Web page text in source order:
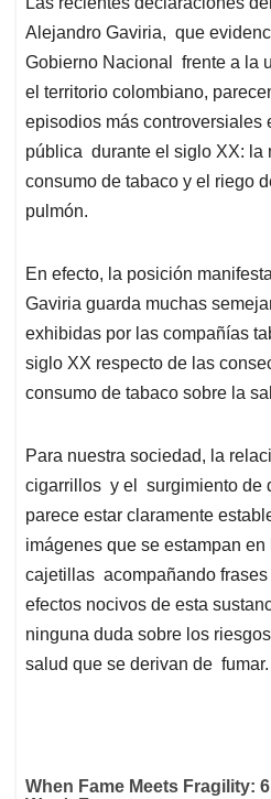
s
A
p
p
b
o
o
k
e
d
I
n
l
a
d
s
Alejandro Gaviria, que
Gobierno Nacional frente a la
el territorio colombiano,
episodios más controversiales
pública durante el siglo XX: la
consumo de tabaco y el riego
pulmón.
En efecto, la posición
Gaviria guarda muchas
exhibidas por las compañías
siglo XX respecto de las
consumo de tabaco sobre la
Para nuestra sociedad, la
cigarrillos y el surgimiento de
parece estar claramente
imágenes que se estampan
cajetillas acompañando
efectos nocivos de esta
ninguna duda sobre los
salud que se derivan de fumar.